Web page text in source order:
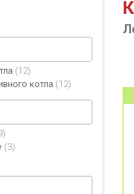
12
котла
12
3